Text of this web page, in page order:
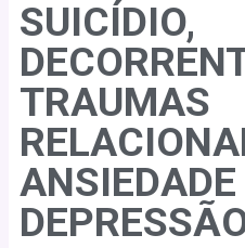
SUICÍDIO,
TRAUMAS